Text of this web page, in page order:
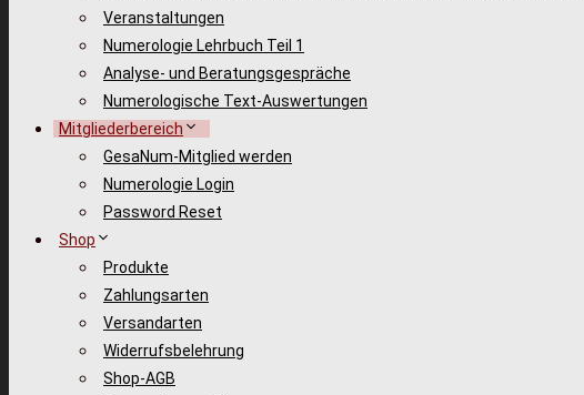
Veranstaltungen
Numerologie Lehrbuch Teil 1
Analyse- und Beratungsgespräche
Numerologische Text-Auswertungen
Mitgliederbereich
GesaNum-Mitglied werden
Numerologie Login
Password Reset
Shop
Produkte
Zahlungsarten
Versandarten
Widerrufsbelehrung
Shop-AGB